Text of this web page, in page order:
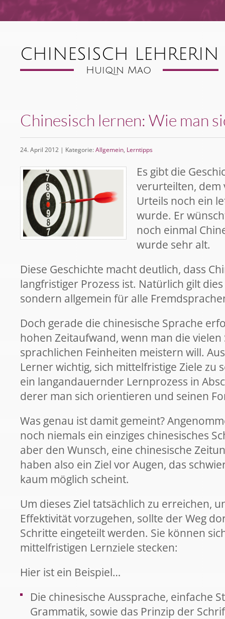
Chinesisch lernen: Wie man
24. April 2012 | Kategorie:Allgemein, Lerntipps
Es gibt die
verurteilten, dem
Urteils noch ein
wurde. Er
noch einmal
wurde sehr alt.
Diese Geschichte macht deutlich, dass
langfristiger Prozess ist. Natürlich gilt
sondern allgemein für alle
Doch gerade die chinesische Sprache
hohen Zeitaufwand, wenn man die
sprachlichen Feinheiten meistern will.
Lerner wichtig, sich mittelfristige Ziele zu
ein langandauernder Lernprozess in
derer man sich orientieren und seinen
Was genau ist damit gemeint?
noch niemals ein einziges chinesisches
aber den Wunsch, eine chinesische
haben also ein Ziel vor Augen, das
kaum möglich scheint.
Um dieses Ziel tatsächlich zu erreichen,
Effektivität vorzugehen, sollte der Weg
Schritte eingeteilt werden. Sie können
mittelfristigen Lernziele stecken:
Hier ist ein Beispiel…
Die chinesische Aussprache, einfache
Grammatik, sowie das Prinzip der